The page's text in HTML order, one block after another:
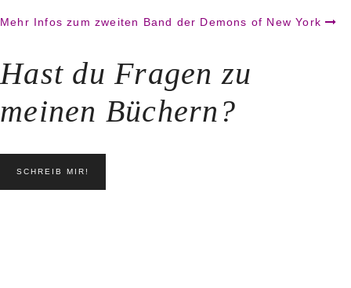
Mehr Infos zum zweiten Band der Demons of New York
Hast du Fragen zu
meinen Büchern?
SCHREIB MIR!